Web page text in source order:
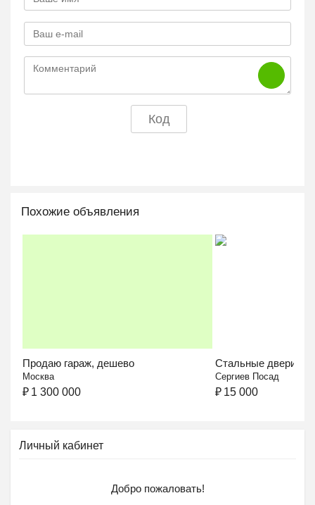
Похожие объявления
Продаю гараж, дешево
Москва
₽ 1 300 000
Стальные двери в...
Сергиев Посад
₽ 15 000
Личный кабинет
Добро пожаловать!